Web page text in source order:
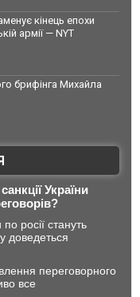
кінець епохи
армії — NYT
брифінга Михайла
України
росії стануть
доведеться
переговорного
все